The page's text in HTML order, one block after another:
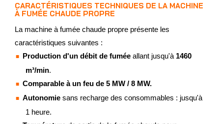
CARACTÉRISTIQUES TECHNIQUES DE LA MACHINE
À FUMÉE CHAUDE PROPRE
La machine à fumée chaude propre présente les
caractéristiques suivantes :
Production d'un débit de fumée allant jusqu'à 1460
m³/min.
Comparable à un feu de 5 MW / 8 MW.
Autonomie sans recharge des consommables : jusqu'à
1 heure.